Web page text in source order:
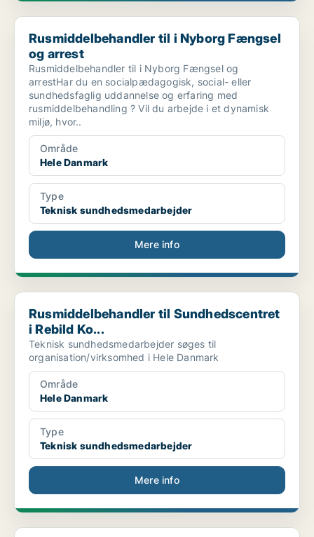
Rusmiddelbehandler til i Nyborg Fængsel og arrest
Rusmiddelbehandler til i Nyborg Fængsel
og arrest
Rusmiddelbehandler til i Nyborg Fængsel og
arrestHar du en socialpædagogisk, social- eller
sundhedsfaglig uddannelse og erfaring med
rusmiddelbehandling ? Vil du arbejde i et dynamisk
miljø, hvor..
Område
Hele Danmark
Type
Teknisk sundhedsmedarbejder
Mere info
Rusmiddelbehandler til Sundhedscentret i Rebild Ko...
Rusmiddelbehandler til Sundhedscentret
i Rebild Ko...
Teknisk sundhedsmedarbejder søges til
organisation/virksomhed i Hele Danmark
Område
Hele Danmark
Type
Teknisk sundhedsmedarbejder
Mere info
Assistant d’enseignement